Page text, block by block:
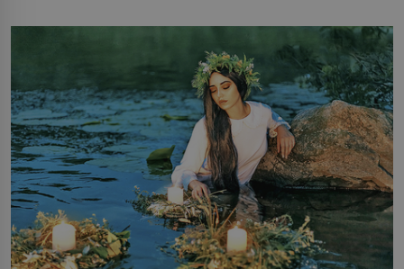
milostpaní. Stačí jenom na sukni,“ zhodnotí švadlena
množství růžového mušelínu. „Ošidili vás, podívejte.“